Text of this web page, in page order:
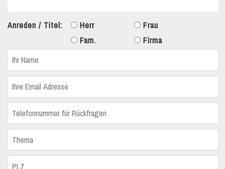
Anreden / Titel: Herr
Frau
Fam.
Firma